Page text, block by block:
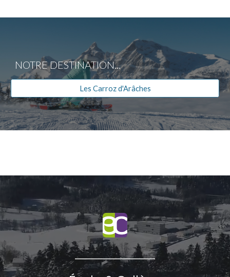
NOTREDESTINATION...
Les Carroz d'Arâches
__________________________